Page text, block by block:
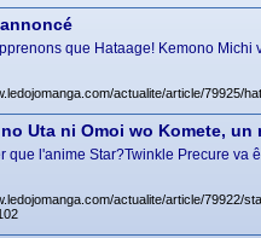
que Hataage! Kemono
actualite/article/79925/
Uta ni Omoi wo Komete, un
que l'anime Star?Twinkle Precure
actualite/article/79922/